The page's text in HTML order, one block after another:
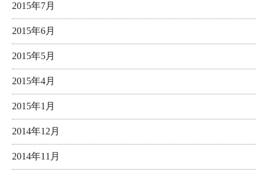
2015年7月
2015年6月
2015年5月
2015年4月
2015年1月
2014年12月
2014年11月